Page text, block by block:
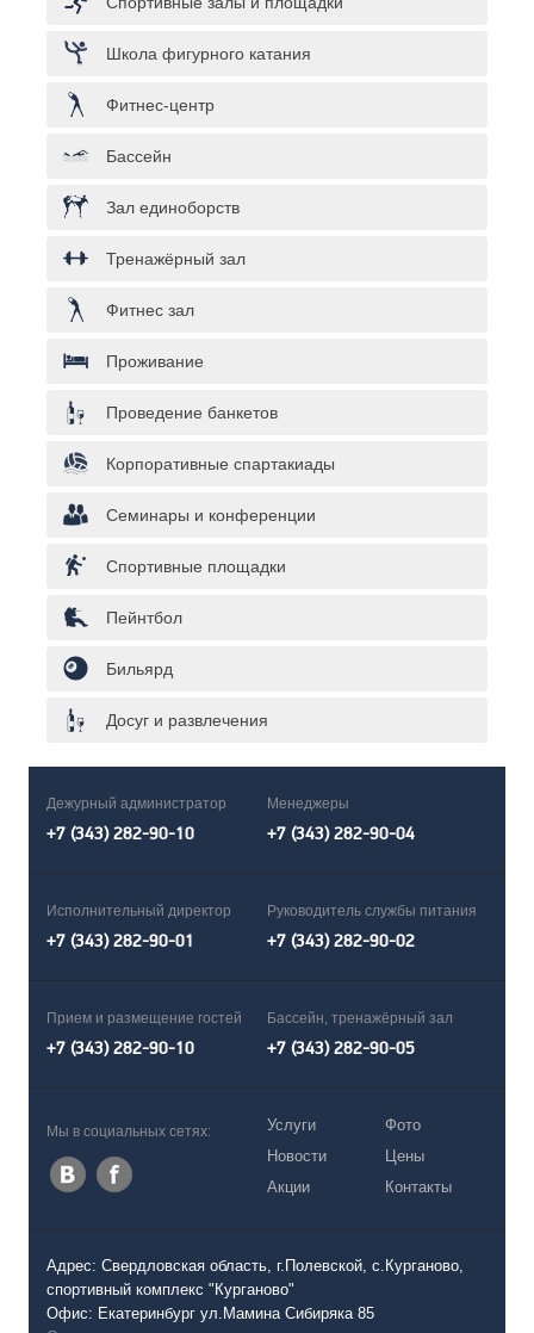
Школа фигурного катания
Фитнес-центр
Бассейн
Зал единоборств
Тренажёрный зал
Фитнес зал
Проживание
Проведение банкетов
Корпоративные спартакиады
Семинары и конференции
Спортивные площадки
Пейнтбол
Бильярд
Досуг и развлечения
Дежурный администратор
+7 (343) 282-90-10
Менеджеры
+7 (343) 282-90-04
Исполнительный директор
+7 (343) 282-90-01
Руководитель службы питания
+7 (343) 282-90-02
Прием и размещение гостей
+7 (343) 282-90-10
Бассейн, тренажёрный зал
+7 (343) 282-90-05
Мы в социальных сетях:
Услуги
Новости
Акции
Фото
Цены
Контакты
Адрес: Свердловская область, г.Полевской, с.Курганово,
спортивный комплекс "Курганово"
Офис: Екатеринбург ул.Мамина Сибиряка 85